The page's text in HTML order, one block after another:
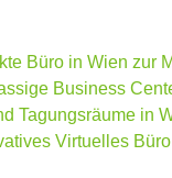
Büro in Wien zur
Business
Tagungsräume in
Virtuelles